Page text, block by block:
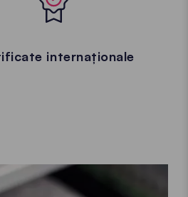
internaționale